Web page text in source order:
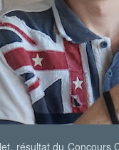
résultat du Concours